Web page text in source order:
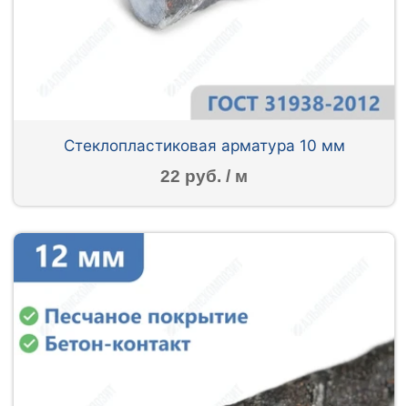
Стеклопластиковая арматура 10 мм
22 руб. / м